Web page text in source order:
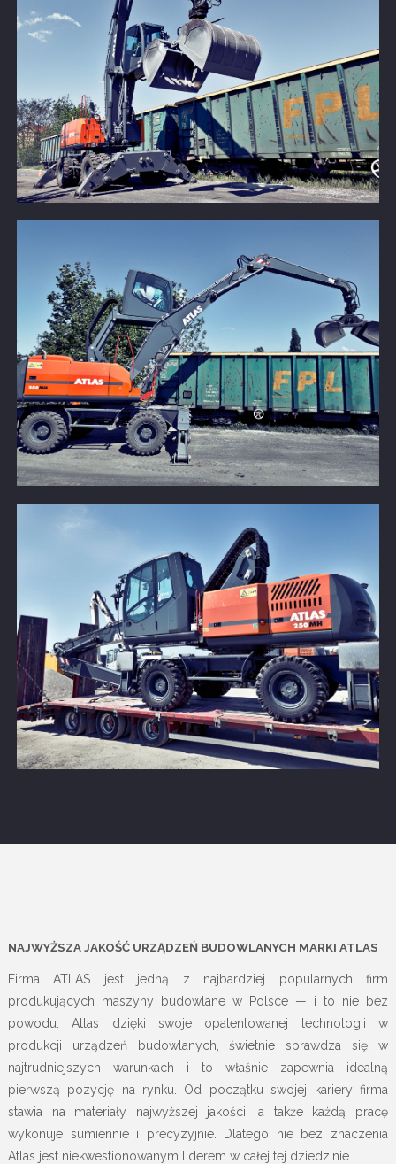
NAJWYŻSZA JAKOŚĆ URZĄDZEŃ BUDOWLANYCH MARKI ATLAS
Firma ATLAS jest jedną z najbardziej popularnych firm
produkujących maszyny budowlane w Polsce — i to nie bez
powodu. Atlas dzięki swoje opatentowanej technologii w
produkcji urządzeń budowlanych, świetnie sprawdza się w
najtrudniejszych warunkach i to właśnie zapewnia idealną
pierwszą pozycję na rynku. Od początku swojej kariery firma
stawia na materiały najwyższej jakości, a także każdą pracę
wykonuje sumiennie i precyzyjnie. Dlatego nie bez znaczenia
Atlas jest niekwestionowanym liderem w całej tej dziedzinie.